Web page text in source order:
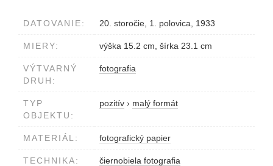
DATOVANIE: 20. storočie, 1. polovica, 1933
MIERY: výška 15.2 cm, šírka 23.1 cm
VÝTVARNÝ
DRUH:
fotografia
TYP
OBJEKTU:
pozitív › malý formát
MATERIÁL: fotografický papier
TECHNIKA: čiernobiela fotografia